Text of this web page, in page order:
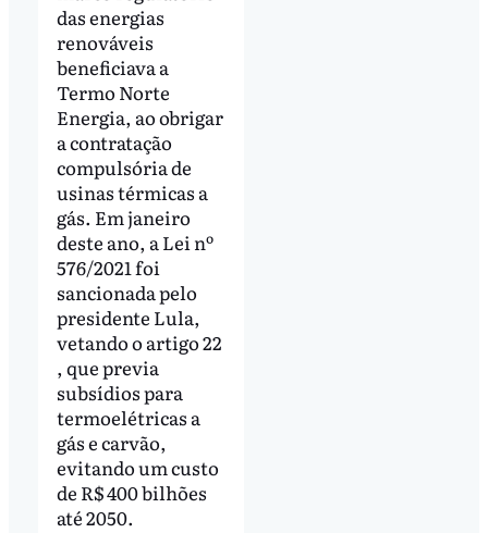
das energias
renováveis
beneficiava a
Termo Norte
Energia, ao obrigar
a contratação
compulsória de
usinas térmicas a
gás. Em janeiro
deste ano, a Lei nº
576/2021 foi
sancionada pelo
presidente Lula,
vetando o artigo 22
, que previa
subsídios para
termoelétricas a
gás e carvão,
evitando um custo
de R$ 400 bilhões
até 2050.